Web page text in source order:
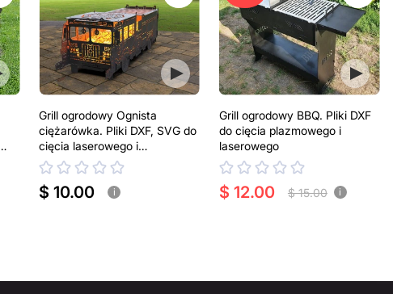
Grill ogrodowy Ognista
ciężarówka. Pliki DXF, SVG do
cięcia laserowego i
plazmowego
$ 10.00 i
Grill ogrodowy BBQ. Pliki DXF
do cięcia plazmowego i
laserowego
$ 12.00 $ 15.00 i